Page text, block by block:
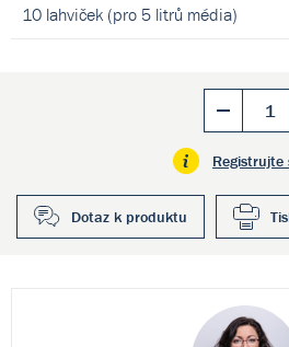
10 lahviček (pro 5 litrů média)
Registrujte
Dotaz k produktu